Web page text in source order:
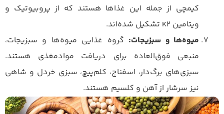
کیمچی از جمله این غذاها هستند که از پروبیوتیک و
ویتامین K2 تشکیل شده‌اند.
میوه‌ها و سبزیجات: گروه غذایی میوه‌ها و سبزیجات،
منبعی فوق‌العاده برای دریافت موادمغذی هستند.
سبزی‌های برگ‌دار، اسفناج، کلم‌پیچ، سبزی خردل و شاهی
نیز سرشار از آهن و کلسیم هستند.